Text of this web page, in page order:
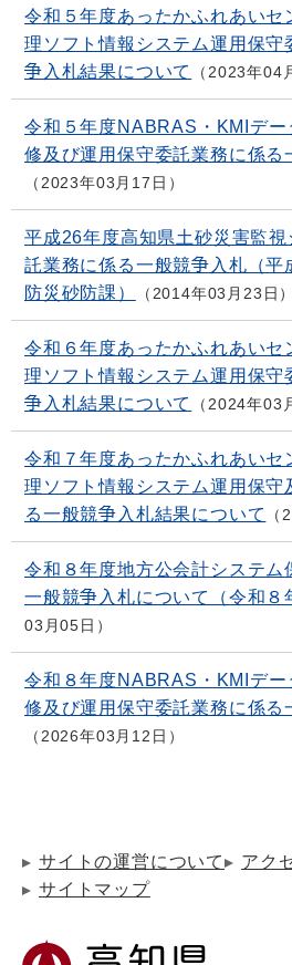
令和５年度あったかふれあいセ
理ソフト情報システム運用保守
争入札結果について
2023年04
令和５年度NABRAS・KMIデー
修及び運用保守委託業務に係る
2023年03月17日
平成26年度高知県土砂災害監
託業務に係る一般競争入札（平
防災砂防課）
2014年03月23日
令和６年度あったかふれあいセ
理ソフト情報システム運用保守
争入札結果について
2024年03
令和７年度あったかふれあいセ
理ソフト情報システム運用保守
る一般競争入札結果について
令和８年度地方公会計システム
一般競争入札について（令和８
03月05日
令和８年度NABRAS・KMIデー
修及び運用保守委託業務に係る
2026年03月12日
サイトの運営について
アク
サイトマップ